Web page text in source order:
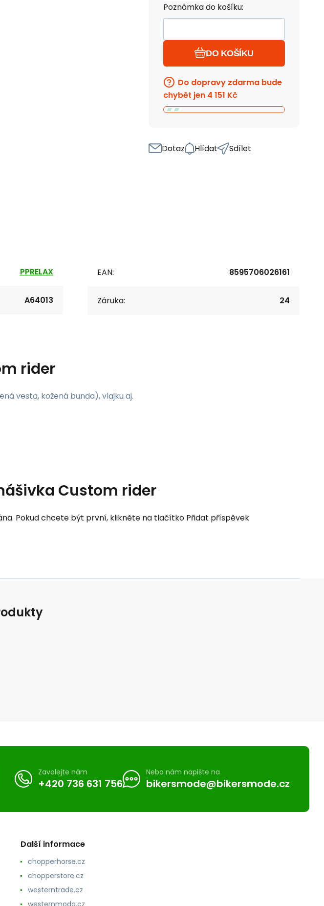
Poznámka do košíku:
DO KOŠÍKU
Do dopravy zdarma bude
chybět jen 4 151 Kč
Dotaz Hlídat Sdílet
PPRELAX
A64013
EAN: 8595706026161
Záruka: 24
rider
vesta, kožená bunda), vlajku aj.
Custom rider
Pokud chcete být první, klikněte na tlačítko Přidat příspěvek
Zavolejte nám
+420 736 631 756
Nebo nám napište na
bikersmode@bikersmode.cz
Další informace
chopperhorse.cz
chopperstore.cz
westerntrade.cz
westernmoda.cz